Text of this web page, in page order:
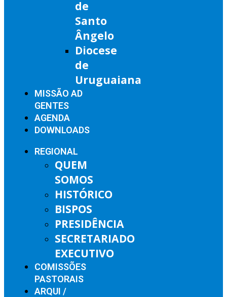
de
Santo
Ângelo
Diocese
de
Uruguaiana
MISSÃO AD
GENTES
AGENDA
DOWNLOADS
REGIONAL
QUEM
SOMOS
HISTÓRICO
BISPOS
PRESIDÊNCIA
SECRETARIADO
EXECUTIVO
COMISSÕES
PASTORAIS
ARQUI /